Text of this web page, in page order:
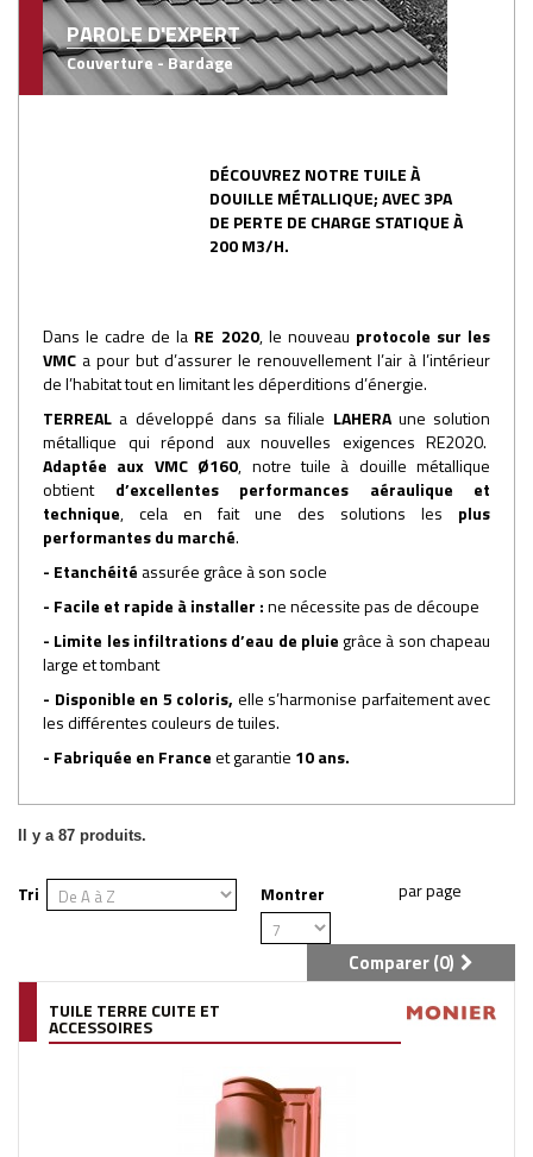
PAROLE D'EXPERT
Couverture - Bardage
DÉCOUVREZ NOTRE TUILE À
DOUILLE MÉTALLIQUE; AVEC 3PA
DE PERTE DE CHARGE STATIQUE À
200 M3/H.
Dans le cadre de la RE 2020, le nouveau protocole sur les
VMC a pour but d’assurer le renouvellement l’air à l’intérieur
de l’habitat tout en limitant les déperditions d’énergie.
TERREAL a développé dans sa filiale LAHERAune solution
métallique qui répond aux nouvelles exigences RE2020.
Adaptée aux VMC Ø160, notre tuile à douille métallique
obtient d’excellentes performances aéraulique et
technique, cela en fait une des solutions les plus
performantes du marché.
- Etanchéité assurée grâce à son socle
- Facile et rapide à installer :ne nécessite pas de découpe
- Limite les infiltrations d’eau de pluiegrâce à son chapeau
large et tombant
- Disponible en 5 coloris, elle s’harmonise parfaitement avec
les différentes couleurs de tuiles.
- Fabriquée en Franceet garantie 10 ans.
Il y a 87 produits.
Tri Montrer
Comparer (0)
TUILE TERRE CUITE ET
ACCESSOIRES